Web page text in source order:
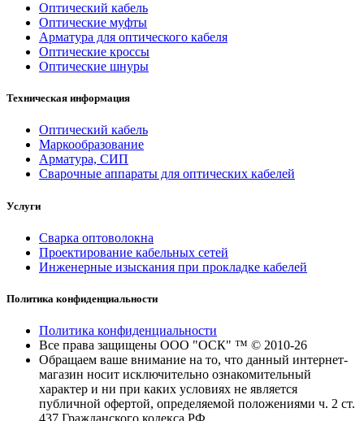
Оптический кабель
Оптические муфты
Арматура для оптического кабеля
Оптические кроссы
Оптические шнуры
Техническая информация
Оптический кабель
Маркообразование
Арматура, СИП
Сварочные аппараты для оптических кабелей
Услуги
Сварка оптоволокна
Проектирование кабельных сетей
Инженерные изыскания при прокладке кабелей
Политика конфиденциальности
Политика конфиденциальности
Все права защищены ООО "ОСК" ™ © 2010-26
Обращаем ваше внимание на то, что данный интернет-
магазин носит исключительно ознакомительный
характер и ни при каких условиях не является
публичной офертой, определяемой положениями ч. 2 ст.
437 Гражданского кодекса РФ